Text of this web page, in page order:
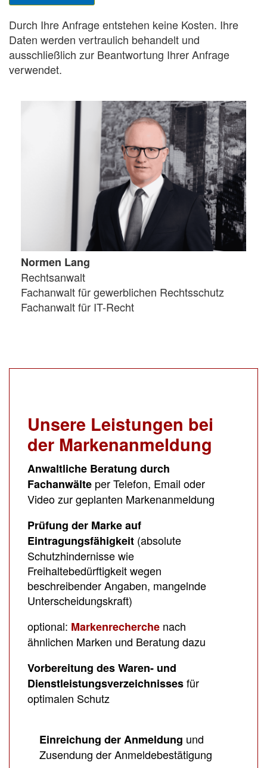
Durch Ihre Anfrage entstehen keine Kosten. Ihre
Daten werden vertraulich behandelt und
ausschließlich zur Beantwortung Ihrer Anfrage
verwendet.
Normen Lang
Rechtsanwalt
Fachanwalt für gewerblichen Rechtsschutz
Fachanwalt für IT-Recht
Unsere Leistungen bei
der Markenanmeldung
Anwaltliche Beratung durch
Fachanwälte per Telefon, Email oder
Video zur geplanten Markenanmeldung
Prüfung der Marke auf
Eintragungsfähigkeit (absolute
Schutzhindernisse wie
Freihaltebedürftigkeit wegen
beschreibender Angaben, mangelnde
Unterscheidungskraft)
optional: Markenrecherche nach
ähnlichen Marken und Beratung dazu
Vorbereitung des Waren- und
Dienstleistungsverzeichnissesfür
optimalen Schutz
Einreichung der Anmeldung und
Zusendung der Anmeldebestätigung